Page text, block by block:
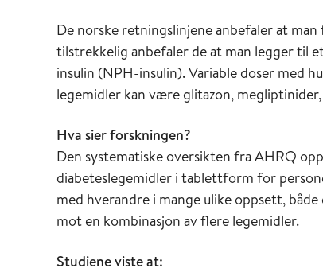
De norske retningslinjene anbefaler at
tilstrekkelig anbefaler de at man legger til
insulin (NPH-insulin). Variable doser med
legemidler kan være glitazon,
Hva sier forskningen?
Den systematiske oversikten fra AHRQ
diabeteslegemidler i tablettform for
med hverandre i mange ulike oppsett,
mot en kombinasjon av flere legemidler.
Studiene viste at: